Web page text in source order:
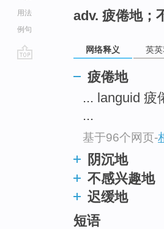
用法
例句
adv. 疲倦地；
网络释义 英英
疲倦地
... languid 疲
...
基于96个网页-
阴沉地
不感兴趣地
迟缓地
短语